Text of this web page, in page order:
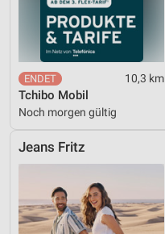
10,3 km
Tchibo Mobil
Noch morgen gültig
Jeans Fritz